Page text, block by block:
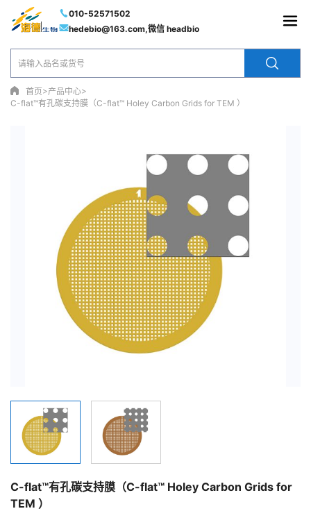
010-52571502
hedebio@163.com,微信 headbio
首页>产品中心>
C-flat™有孔碳支持膜（C-flat™ Holey Carbon Grids for TEM ）
C-flat™有孔碳支持膜（C-flat™ Holey Carbon Grids for
TEM ）